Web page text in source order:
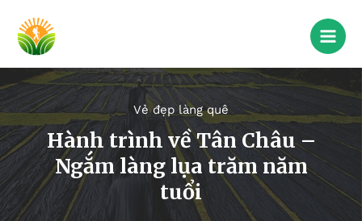
Vẻ đẹp làng quê
Hành trình về Tân Châu –
Ngắm làng lụa trăm năm
tuổi